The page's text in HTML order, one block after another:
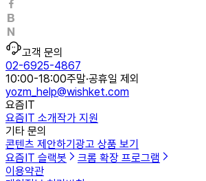
고객 문의
02-6925-4867
10:00-18:00주말·공휴일 제외
yozm_help@wishket.com
요즘IT
요즘IT 소개작가 지원
기타 문의
콘텐츠 제안하기 광고 상품 보기
요즘IT 슬랙봇
크롬 확장 프로그램
이용약관